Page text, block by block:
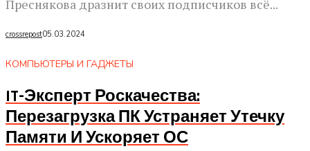
Преснякова дразнит своих подписчиков всё...
crossrepost05.03.2024
КОМПЬЮТЕРЫ И ГАДЖЕТЫ
IT-Эксперт Роскачества:
Перезагрузка ПК Устраняет Утечку
Памяти И Ускоряет ОС